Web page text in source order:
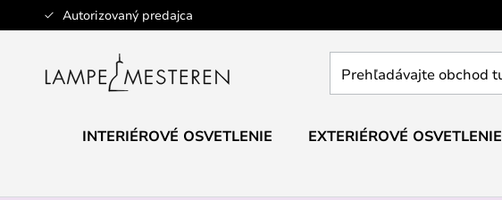
Autorizovaný predajca
Skip
to
obchod
INTERIÉROVÉ OSVETLENIE EXTERIÉROVÉ OSVETLENIE